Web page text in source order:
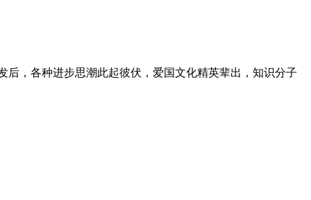
后，各种进步思潮此起彼伏，爱国文化精英辈出，知识分子